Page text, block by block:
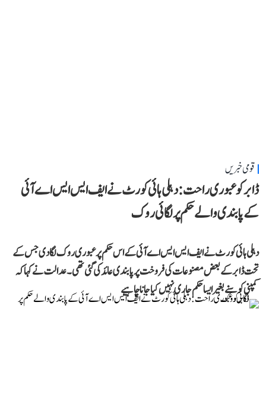
قومی خبریں
ڈابر کو عبوری راحت: دہلی ہائی کورٹ نے ایف ایس ایس اے آئی
کے پابندی والے حکم پر لگائی روک
دہلی ہائی کورٹ نے ایف ایس ایس اے آئی کے اس حکم پر عبوری روک لگا دی جس کے
تحت ڈابر کے بعض مصنوعات کی فروخت پر پابندی عائد کی گئی تھی۔ عدالت نے کہا کہ
کمپنی کو سنے بغیر ایسا حکم جاری نہیں کیا جانا چاہیے